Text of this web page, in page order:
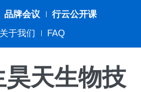
品牌会议
行云公开课
关于我们 FAQ
天生物技